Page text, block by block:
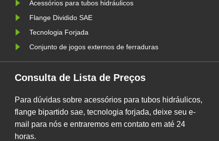
Acessórios para tubos hidráulicos
Flange Dividido SAE
Tecnologia Forjada
Conjunto de jogos externos de ferraduras
Consulta de Lista de Preços
Para dúvidas sobre acessórios para tubos hidráulicos,
flange bipartido sae, tecnologia forjada, deixe seu e-
mail para nós e entraremos em contato em até 24
horas.